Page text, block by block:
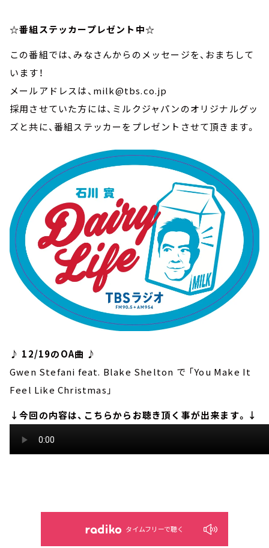
☆番組ステッカープレゼント中☆
この番組では、みなさんからのメッセージを、おまちして
います！
メールアドレスは、milk@tbs.co.jp
採用させていた方には、ミルクジャパンのオリジナルグッ
ズと共に、番組ステッカーをプレゼントさせて頂きます。
♪ 12/19のOA曲 ♪
Gwen Stefani feat. Blake Shelton で 「You Make It
Feel Like Christmas」
↓今回の内容は、こちらからお聴き頂く事が出来ます。↓
タイムフリーで聴く